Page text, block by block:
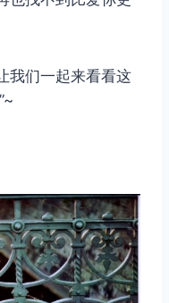
我们一起来看看这